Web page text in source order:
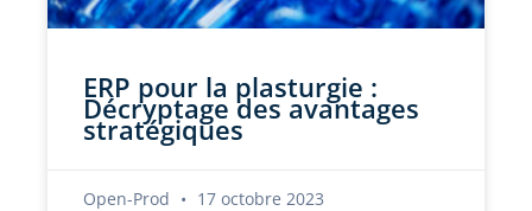
ERP pour la plasturgie :
Décryptage des avantages
stratégiques
Open-Prod 17 octobre 2023